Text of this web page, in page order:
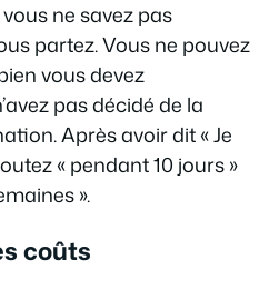
ne savez pas
partez. Vous ne pouvez
vous devez
pas décidé de la
Après avoir dit « Je
« pendant 10 jours »
».
coûts